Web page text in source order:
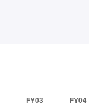
FY03 FY04